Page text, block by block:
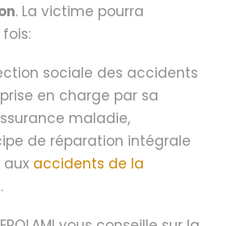
. La victime pourra
sociale des accidents
en charge par sa
maladie,
de réparation intégrale
accidents de la
.